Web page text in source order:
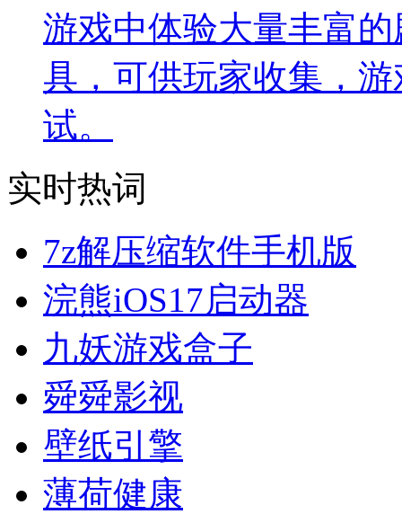
游戏中体验大量丰富
具，可供玩家收集，
试。
实时热词
7z解压缩软件手机版
浣熊iOS17启动器
九妖游戏盒子
舜舜影视
壁纸引擎
薄荷健康